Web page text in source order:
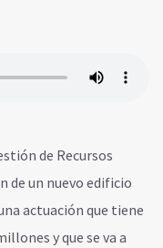
de Recursos
de un nuevo edificio
actuación que tiene
y que se va a